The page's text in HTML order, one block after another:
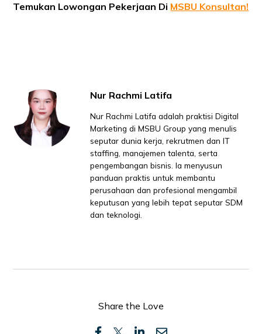
Temukan Lowongan Pekerjaan Di MSBU Konsultan!
Nur Rachmi Latifa
Nur Rachmi Latifa adalah praktisi Digital
Marketing di MSBU Group yang menulis
seputar dunia kerja, rekrutmen dan IT
staffing, manajemen talenta, serta
pengembangan bisnis. Ia menyusun
panduan praktis untuk membantu
perusahaan dan profesional mengambil
keputusan yang lebih tepat seputar SDM
dan teknologi.
Share the Love